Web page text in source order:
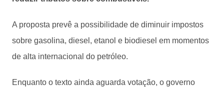
A proposta prevê a possibilidade de diminuir impostos
sobre gasolina, diesel, etanol e biodiesel em momentos
de alta internacional do petróleo.
Enquanto o texto ainda aguarda votação, o governo